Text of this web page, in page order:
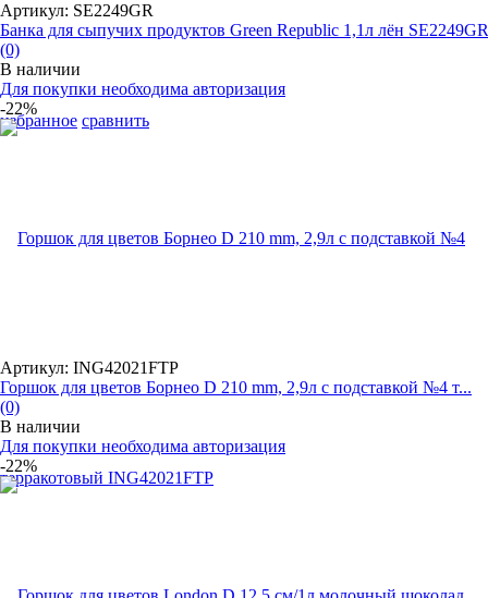
избранное сравнить
Артикул: SE2249GR
Банка для сыпучих продуктов Green Republic 1,1л лён SE2249GR
(0)
В наличии
Для покупки необходима авторизация
-22%
Артикул: ING42021FТР
Горшок для цветов Борнео D 210 mm, 2,9л с подставкой №4 т...
(0)
В наличии
Для покупки необходима авторизация
-22%